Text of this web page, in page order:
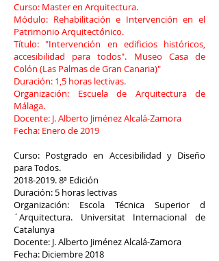
Curso: Master en Arquitectura.
Módulo: Rehabilitación e Intervención en el
Patrimonio Arquitectónico.
Título: "Intervención en edificios históricos,
accesibilidad para todos". Museo Casa de
Colón (Las Palmas de Gran Canaria)"
Duración: 1,5 horas lectivas.
Organización: Escuela de Arquitectura de
Málaga.
Docente: J. Alberto Jiménez Alcalá-Zamora
Fecha: Enero de 2019
Curso: Postgrado en Accesibilidad y Diseño
para Todos.
2018-2019. 8ª Edición
Duración: 5 horas lectivas
Organización: Escola Técnica Superior d
´Arquitectura. Universitat Internacional de
Catalunya
Docente: J. Alberto Jiménez Alcalá-Zamora
Fecha: Diciembre 2018